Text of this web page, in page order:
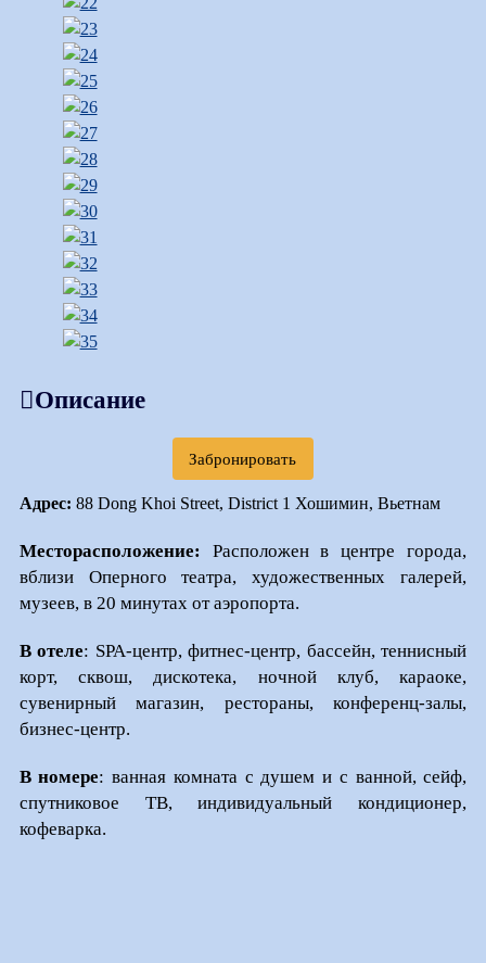
Описание
Забронировать
Адрес: 88 Dong Khoi Street, District 1 Хошимин, Вьетнам
Месторасположение: Расположен в центре города,
вблизи Оперного театра, художественных галерей,
музеев, в 20 минутах от аэропорта.
В отеле: SPA-центр, фитнес-центр, бассейн, теннисный
корт, сквош, дискотека, ночной клуб, караоке,
сувенирный магазин, рестораны, конференц-залы,
бизнес-центр.
В номере: ванная комната с душем и с ванной, сейф,
спутниковое ТВ, индивидуальный кондиционер,
кофеварка.